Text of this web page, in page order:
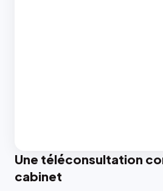
Une téléconsultation
cabinet